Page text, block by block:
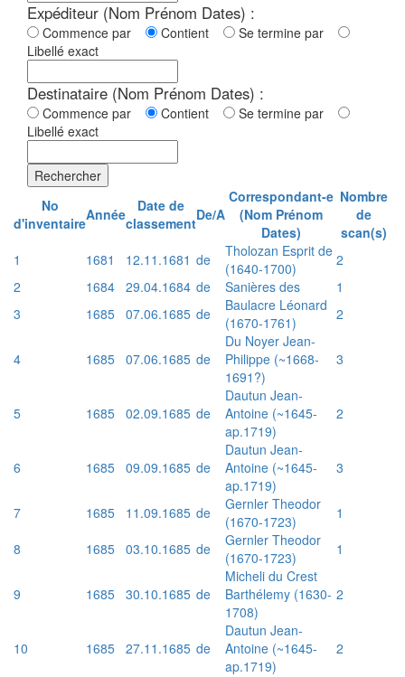
Expéditeur (Nom Prénom Dates) :
Commence par Contient
Se termine par
Libellé exact
Destinataire (Nom Prénom Dates) :
Commence par Contient
Se termine par
Libellé exact
Rechercher
No
d'inventaireAnnée
Date de
classementDe/A
Correspondant-e
(Nom Prénom
Dates)
Nombre
de
scan(s)
1
1681 12.11.1681 de
Tholozan Esprit de
(1640-1700)
2
2
1684 29.04.1684 de Sanières des
1
3
1685 07.06.1685 de
Baulacre Léonard
(1670-1761)
2
4 1685 07.06.1685 de
Du Noyer Jean-
Philippe (~1668-
1691?)
3
5 1685 02.09.1685 de
Dautun Jean-
Antoine (~1645-
ap.1719)
2
6 1685 09.09.1685 de
Dautun Jean-
Antoine (~1645-
ap.1719)
3
7 1685 11.09.1685 de
Gernler Theodor
(1670-1723)
1
8
1685 03.10.1685 de
Gernler Theodor
(1670-1723)
1
9 1685 30.10.1685 de
Micheli du Crest
Barthélemy (1630-
1708)
2
10 1685 27.11.1685 de
Dautun Jean-
Antoine (~1645-
ap.1719)
2